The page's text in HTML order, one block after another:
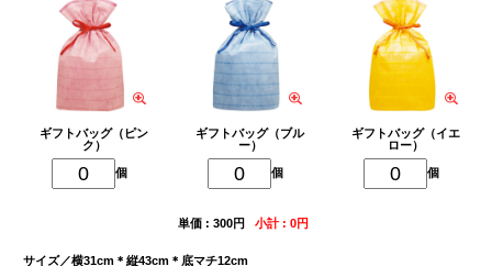
ギフトバッグ（ピン
ク）
個
ギフトバッグ（ブル
ー）
個
ギフトバッグ（イエ
ロー）
個
単価 : 300円 小計 : 0円
サイズ／横31cm＊縦43cm＊底マチ12cm